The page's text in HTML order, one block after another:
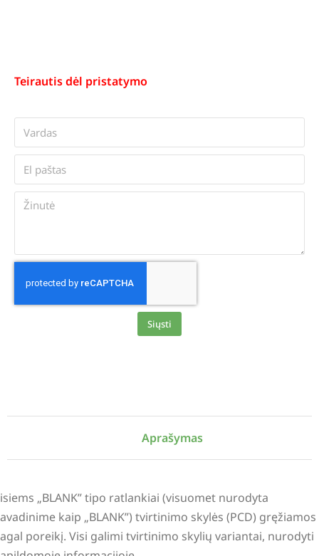
Teirautis dėl pristatymo
Siųsti
Aprašymas
„BLANK” tipo ratlankiai (visuomet nurodyta
kaip „BLANK”) tvirtinimo skylės (PCD) gręžiamos
poreikį. Visi galimi tvirtinimo skylių variantai, nurodyti